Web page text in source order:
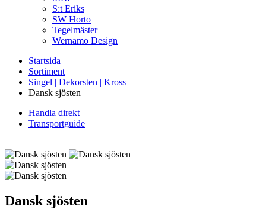
S:t Eriks
SW Horto
Tegelmäster
Wernamo Design
Startsida
Sortiment
Singel | Dekorsten | Kross
Dansk sjösten
Handla direkt
Transportguide
Dansk sjösten